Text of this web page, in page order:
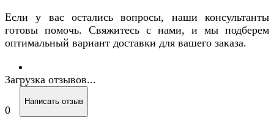
Если у вас остались вопросы, наши консультанты
готовы помочь. Свяжитесь с нами, и мы подберем
оптимальный вариант доставки для вашего заказа.
Загрузка отзывов...
0
Написать отзыв